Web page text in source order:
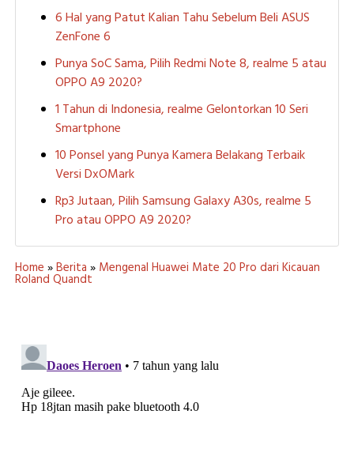
6 Hal yang Patut Kalian Tahu Sebelum Beli ASUS
ZenFone 6
Punya SoC Sama, Pilih Redmi Note 8, realme 5 atau
OPPO A9 2020?
1 Tahun di Indonesia, realme Gelontorkan 10 Seri
Smartphone
10 Ponsel yang Punya Kamera Belakang Terbaik
Versi DxOMark
Rp3 Jutaan, Pilih Samsung Galaxy A30s, realme 5
Pro atau OPPO A9 2020?
Home »Berita » Mengenal Huawei Mate 20 Pro dari Kicauan
Roland Quandt